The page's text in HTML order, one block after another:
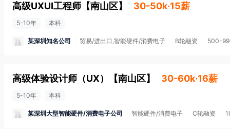
高级UXUI工程师 【南山区】 30-50k·15薪
5-10年 本科
某深圳知名公司 贸易/进出口,智能硬件/消费电子 B轮融资 500-
高级体验设计师（UX） 【南山区】 30-60k·16薪
5-10年 本科
某深圳大型智能硬件/消费电子公司 智能硬件/消费电子 C轮融资